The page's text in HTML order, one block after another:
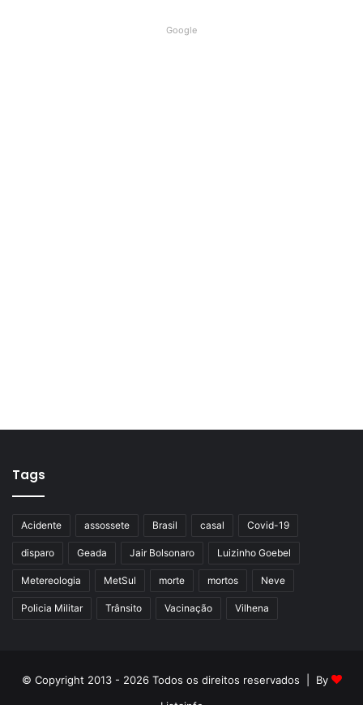
Google
Tags
Acidente assossete Brasil casal Covid-19
disparo Geada Jair Bolsonaro Luizinho Goebel
Metereologia MetSul morte mortos Neve
Policia Militar Trânsito Vacinação Vilhena
© Copyright 2013 - 2026 Todos os direitos reservados | By